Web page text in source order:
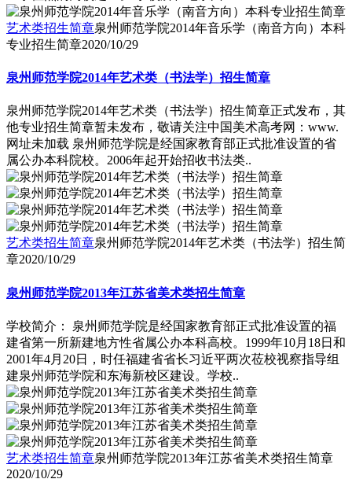
艺术类招生简章泉州师范学院2014年音乐学（南音方向）本科
专业招生简章2020/10/29
泉州师范学院2014年艺术类（书法学）招生简章
泉州师范学院2014年艺术类（书法学）招生简章正式发布，其
他专业招生简章暂未发布，敬请关注中国美术高考网：www.
网址未加载 泉州师范学院是经国家教育部正式批准设置的省
属公办本科院校。2006年起开始招收书法类..
艺术类招生简章泉州师范学院2014年艺术类（书法学）招生简
章2020/10/29
泉州师范学院2013年江苏省美术类招生简章
学校简介： 泉州师范学院是经国家教育部正式批准设置的福
建省第一所新建地方性省属公办本科高校。1999年10月18日和
2001年4月20日，时任福建省省长习近平两次莅校视察指导组
建泉州师范学院和东海新校区建设。学校..
艺术类招生简章泉州师范学院2013年江苏省美术类招生简章
2020/10/29